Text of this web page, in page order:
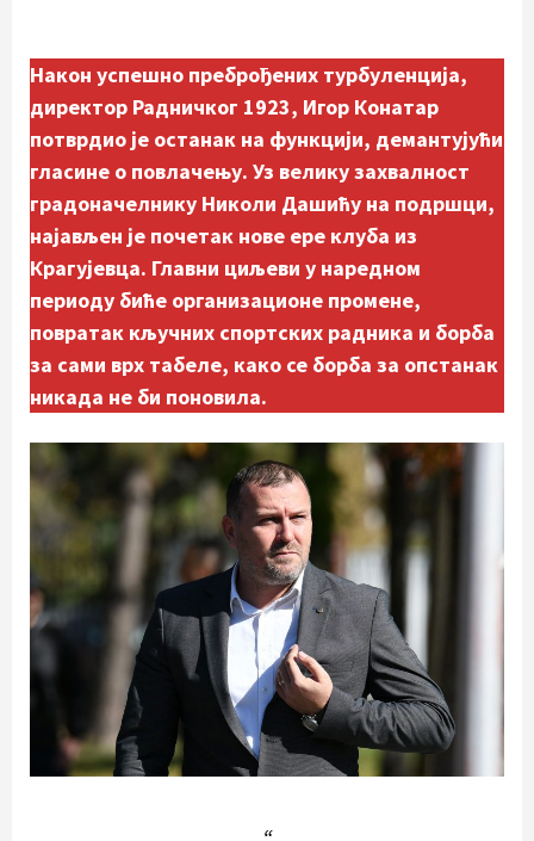
Након успешно преброђених турбуленција,
директор Радничког 1923, Игор Конатар
потврдио је останак на функцији, демантујући
гласине о повлачењу. Уз велику захвалност
градоначелнику Николи Дашићу на подршци,
најављен је почетак нове ере клуба из
Крагујевца. Главни циљеви у наредном
периоду биће организационе промене,
повратак кључних спортских радника и борба
за сами врх табеле, како се борба за опстанак
никада не би поновила.